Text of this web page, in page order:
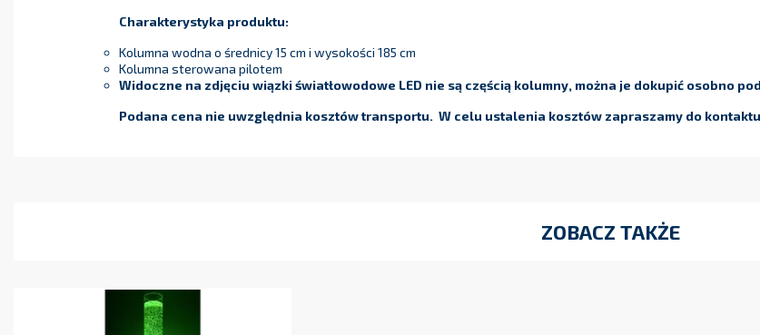
Charakterystyka produktu:
Kolumna wodna o średnicy 15 cm i wysokości 185 cm
Kolumna sterowana pilotem
Widoczne na zdjęciu wiązki światłowodowe LED nie są częścią kolumny, można je dokupić osobno
Podana cena nie uwzględnia kosztów transportu. W celu ustalenia kosztów zapraszamy do
ZOBACZ TAKŻE